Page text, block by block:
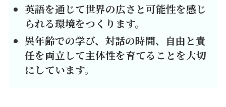
英語を通じて世界の広さと可能性を感じ
られる環境をつくります。
異年齢での学び、対話の時間、自由と責
任を両立して主体性を育てることを大切
にしています。